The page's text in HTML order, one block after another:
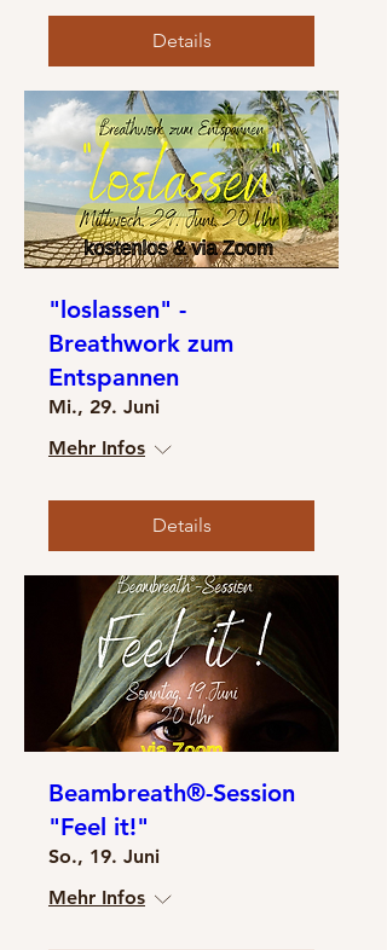
Details
"loslassen" -
Breathwork zum
Entspannen
Mi., 29. Juni
Mehr Infos
Details
Beambreath®-Session
"Feel it!"
So., 19. Juni
Mehr Infos